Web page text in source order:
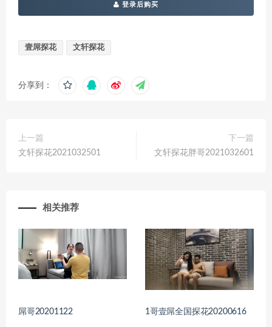
登录后购买
壹屌探花 文轩探花
分享到：
上一篇
文轩探花2021032501
下一篇
文轩探花胖哥2021032601
相关推荐
屌哥20201122 1哥壹屌全国探花20200616